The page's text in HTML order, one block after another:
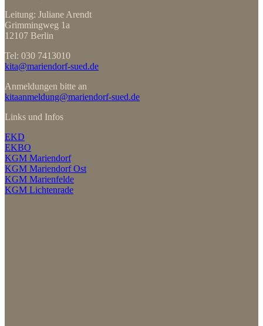
Leitung: Juliane Arendt
Grimmingweg 1a
12107 Berlin
Tel: 030 7413010
kita@mariendorf-sued.de
Anmeldungen bitte an
kitaanmeldung@mariendorf-sued.de
Links und Infos
EKD
EKBO
KGM Mariendorf
KGM Mariendorf Ost
KGM Marienfelde
KGM Lichtenrade